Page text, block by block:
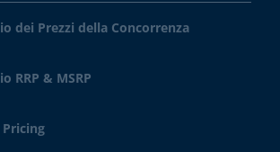
dei Prezzi della Concorrenza
RRP & MSRP